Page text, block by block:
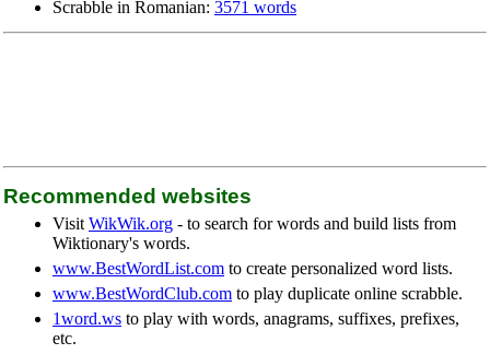
Scrabble in Romanian: 3571 words
Recommended websites
Visit WikWik.org - to search for words and build lists from
Wiktionary's words.
www.BestWordList.com to create personalized word lists.
www.BestWordClub.com to play duplicate online scrabble.
1word.ws to play with words, anagrams, suffixes, prefixes,
etc.